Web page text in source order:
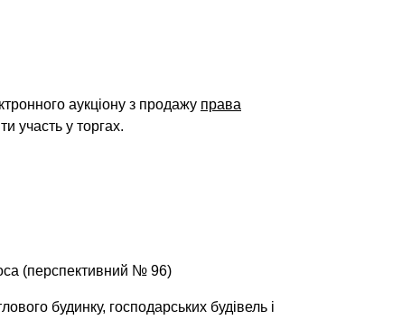
аукціону з продажу права
участь у торгах.
(перспективний № 96)
будинку, господарських будівель і